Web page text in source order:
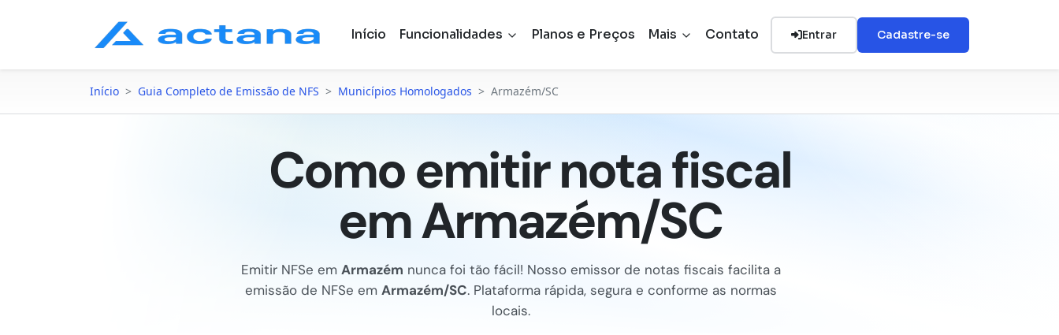
Início Funcionalidades Planos e Preços Mais Contato Entrar Cadastre-se
Início > Guia Completo de Emissão de NFS > Municípios Homologados > Armazém/SC
Como emitir nota fiscal
em Armazém/SC
Emitir NFSe em Armazém nunca foi tão fácil! Nosso emissor de notas fiscais facilita a
emissão de NFSe em Armazém/SC. Plataforma rápida, segura e conforme as normas
locais.